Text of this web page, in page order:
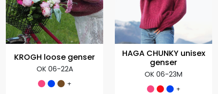
KROGH loose genser
OK 06-22A
+
HAGA CHUNKY unisex
genser
OK 06-23M
+